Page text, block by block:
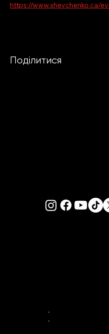
https://www.shevchenko.ca/
Поділитися